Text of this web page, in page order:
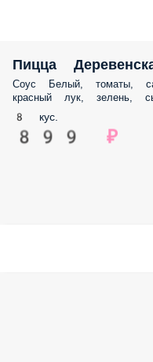
Пицца
Соус Белый, томаты,
красный лук, зелень,
8 кус.
899 ₽